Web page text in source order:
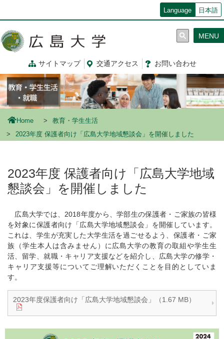
コ
ン
ツ
に
移
動
Language 日本語
サイトマップ 交通アクセス お問い合わせ
MENU
Home
教育・学生生活
2023年度 保護者向け「広島大学地域懇談会」を開催しました
2023年度 保護者向け「広島大学地域
懇談会」を開催しました
広島大学では、2018年度から、学部生の保護者・ご家族の皆様
を対象に保護者向け「広島大学地域懇談会」を開催しています。
これは、学生が充実した大学生活を過ごせるよう、保護者・ご家
族（学生本人は含みません）に広島大学の教育の取組や学生生
活、留学、就職・キャリア支援などを紹介し、広島大学の修学・
キャリア支援等についてご理解いただくことを目的としていま
す。
2023年度保護者向け「広島大学地域懇談会」（1.67 MB）